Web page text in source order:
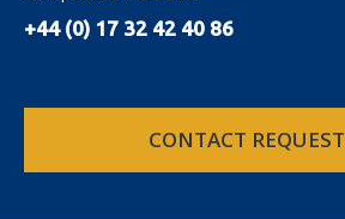
+44 (0) 17 32 42 40 86
CONTACT REQUEST